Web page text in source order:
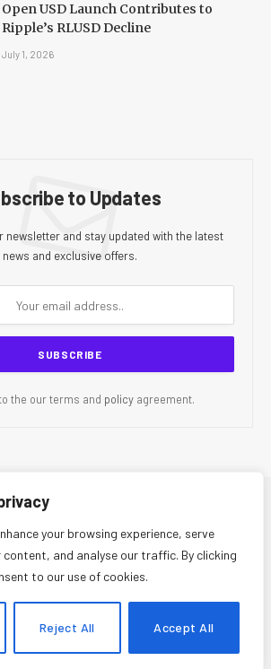
your browsing experience, serve
and analyse our traffic. By clicking
to our use of cookies.
Reject All Accept All
Open USD Launch Contributes to
Ripple’s RLUSD Decline
July 1, 2026
to Updates
newsletter and stay updated with the latest
news and exclusive offers.
the our terms and policyagreement.
Team Contact Us
Privacy Policy
Disclaimer
Editorial Policy
Fact-Checking Policy
Ethics Policy
AI Usage Policy